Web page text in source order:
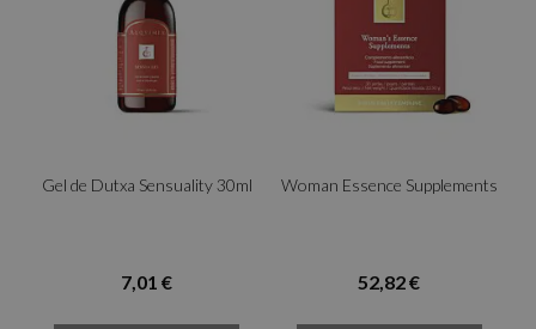
Gel de Dutxa Sensuality 30ml
7,01 €
Woman Essence Supplements
52,82 €